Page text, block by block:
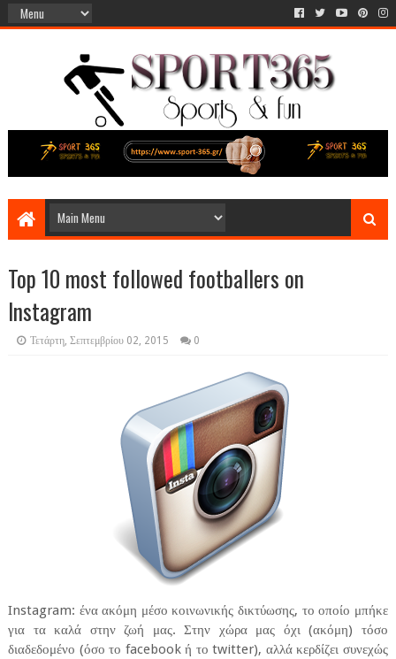
Top 10 most followed footballers on
Instagram
Τετάρτη, Σεπτεμβρίου 02, 2015 0
Instagram: ένα ακόμη μέσο κοινωνικής δικτύωσης, το οποίο μπήκε
για τα καλά στην ζωή μας. Στην χώρα μας όχι (ακόμη) τόσο
διαδεδομένο (όσο το facebook ή το twitter), αλλά κερδίζει συνεχώς